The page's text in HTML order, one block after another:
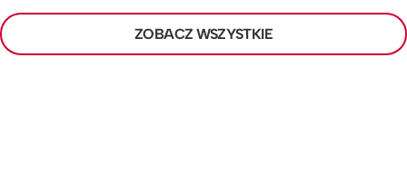
ZOBACZ WSZYSTKIE